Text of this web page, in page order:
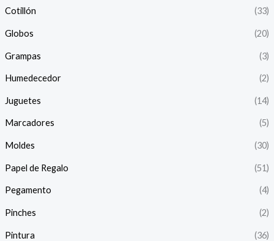
Cotillón (33)
Globos (20)
Grampas (3)
Humedecedor (2)
Juguetes (14)
Marcadores (5)
Moldes (30)
Papel de Regalo (51)
Pegamento (4)
Pinches (2)
Pintura (36)